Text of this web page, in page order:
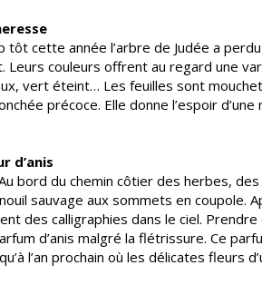
tôt cette année l’arbre de Judée a
Leurs couleurs offrent au regard une
vert éteint… Les feuilles sont
précoce. Elle donne l’espoir
d’anis
bord du chemin côtier des herbes,
sauvage aux sommets en coupole.
des calligraphies dans le ciel.
d’anis malgré la flétrissure. Ce
l’an prochain où les délicates fleurs